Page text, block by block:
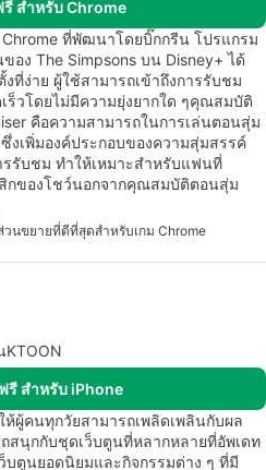
สำหรับ Chrome
ที่พัฒนาโดยบิ๊กกรีน โปรแกรม
ง The Simpsons บน Disney+ ได้
ที่ง่าย ผู้ใช้สามารถเข้าถึงการรับชม
วโดยไม่มีความยุ่งยากใด ๆคุณสมบัติ
คือความสามารถในการเล่นตอนสุ่ม
งเพิ่มองค์ประกอบของความสุ่มสรรค์
รับชม ทำให้เหมาะสำหรับแฟนที่
กของโชว์นอกจากคุณสมบัติตอนสุ่ม
วนขยายที่ดีที่สุดสำหรับเกม Chrome
KTOON
รี สำหรับ iPhone
ห้ผู้คนทุกวัยสามารถเพลิดเพลินกับผล
สนุกกับชุดเว็บตูนที่หลากหลายที่อัพเดท
ตูนยอดนิยมและกิจกรรมต่าง ๆ ที่มี